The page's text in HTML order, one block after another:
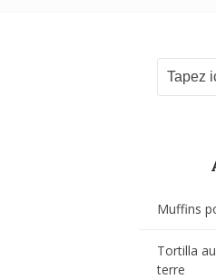
Muffins
Tortilla
terre